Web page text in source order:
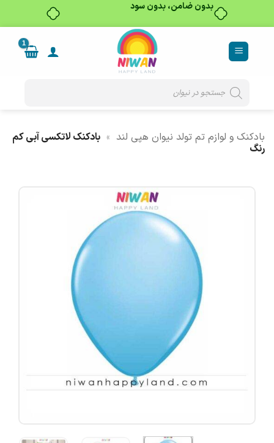
بدون ضامن، بدون سود
content
search
بادکنک و لوازم تم تولد نیوان هپی لند » بادکنک لاتکسی آبی کم
رنگ